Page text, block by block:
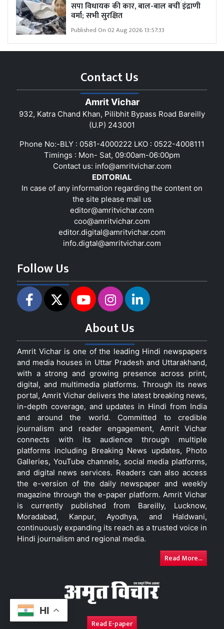
HI
सपा विधायक की कार, बाल-बाल बचीं इंद्राणी
वर्मा; सभी सुरक्षित
Published On 02 Aug 2026 13:57:33
Contact Us
Amrit Vichar
932, Katra Chand Khan, Pilibhit Bypass Road Bareilly
(U.P) 243001
Phone No:-BLY : 0581-4000222 LKO : 0522-4008111
Timings : Mon- Sat, 09:00am-06:00pm
Contact us: info@amritvichar.com
EDITORIAL
In case of any information regarding the content on
the site please mail us
editor@amritvichar.com
coo@amritvichar.com
editor.digital@amritvichar.com
info.digtal@amritvichar.com
Follow Us
About Us
Amrit Vichar is one of the leading Hindi newspapers
and media houses in Uttar Pradesh and Uttarakhand,
with a strong and growing presence across print,
digital, and multimedia platforms. Through its news
portal, Amrit Vichar delivers the latest breaking news,
in-depth coverage, and updates in Hindi from India
and around the world. Committed to credible
journalism and reader engagement, Amrit Vichar
connects with its audience through multiple
platforms including Breaking News updates, Photo
Galleries, YouTube channels, social media platforms,
and digital news services. Readers can also access
the e-version of the daily newspaper and weekly
magazine through the e-paper platform. Amrit Vichar
is currently published from Bareilly, Lucknow,
Moradabad, Kanpur, Ayodhya, and Haldwani,
continuously expanding its reach as a trusted voice in
Hindi journalism and regional media.
Read More...
Read E-paper